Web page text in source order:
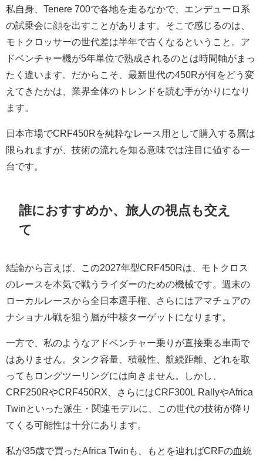
私自身、Tenere 700で各地を走るなかで、エンデューロ系
の試乗会に顔を出すことがあります。そこで感じるのは、
モトクロッサーの世代差は半年で古くなるということ。ア
ドベンチャー機が5年単位で熟成されるのとは時間軸がまっ
たく違います。だからこそ、最新世代の450Rが何をどう変
えてきたかは、業界全体のトレンドを読む手がかりになり
ます。
日本市場でCRF450Rを純粋なレース用として購入する層は
限られますが、技術の流れを知る意味では注目に値する一
台です。
誰におすすめか、旅人の視点も交え
て
結論から言えば、この2027年型CRF450Rは、モトクロス
のレースを本気で戦うライダーのための機械です。週末の
ローカルレースから全日本選手権、さらにはアマチュアの
ナショナル戦を狙う層が中核ターゲットになります。
一方で、私のようなアドベンチャー乗りが直接乗る車両で
はありません。タンク容量、積載性、航続距離、どれを取
ってもロングツーリングには向きません。しかし、
CRF250RやCRF450RX、さらにはCRF300L RallyやAfrica
Twinといった派生・関連モデルに、この世代の技術が降り
てくる可能性は十分にあります。
私が35歳で買ったAfrica Twinも、もとを辿ればCRFの血統